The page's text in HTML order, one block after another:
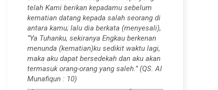
telah Kami berikan kepadamu sebelum
kematian datang kepada salah seorang di
antara kamu; lalu dia berkata (menyesali),
“Ya Tuhanku, sekiranya Engkau berkenan
menunda (kematian)ku sedikit waktu lagi,
maka aku dapat bersedekah dan aku akan
termasuk orang-orang yang saleh.” (QS. Al
Munafiqun : 10)